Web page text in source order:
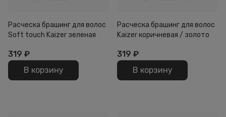
Расческа брашинг для волос
Soft touch Kaizer зеленая
319 ₽
В корзину
Расческа брашинг для волос
Kaizer коричневая / золото
319 ₽
В корзину